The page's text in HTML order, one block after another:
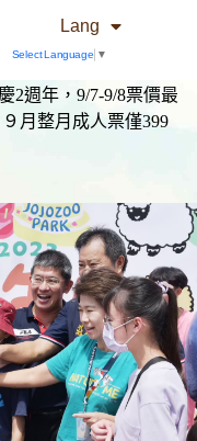
Lang
Select Language ▼
2週年，9/7-9/8票價最
月整月成人票僅399